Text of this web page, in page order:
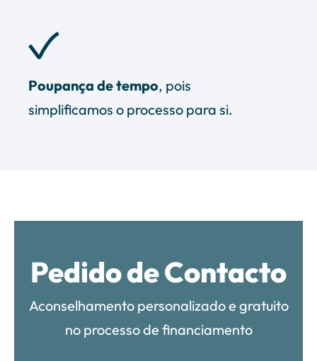
Poupança de tempo, pois
simplificamos o processo para si.
Pedido de Contacto
Aconselhamento personalizado e gratuito
no processo de financiamento